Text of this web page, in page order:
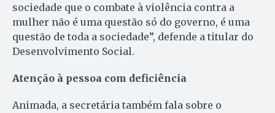
sociedade que o combate à violência contra a
mulher não é uma questão só do governo, é uma
questão de toda a sociedade”, defende a titular do
Desenvolvimento Social.
Atenção à pessoa com deficiência
Animada, a secretária também fala sobre o